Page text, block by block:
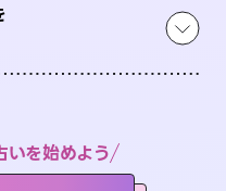
いを始めよう